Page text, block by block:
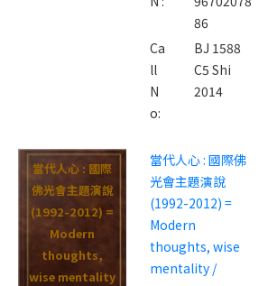
86
Ca
ll
N
o:
BJ 1588
C5 Shi
2014
當代人心 : 國際
佛光會主題演說
(1992-2012) =
Modern
thoughts,
wise mentality
當代人心 : 國際佛
光會主題演說
(1992-2012) =
Modern
thoughts, wise
mentality /